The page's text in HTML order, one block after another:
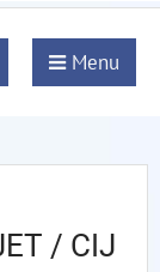
Menu
/ CIJ